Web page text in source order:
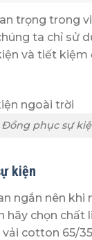
trọng trong
ta chỉ sử
và tiết
Đồng phục sự
kiện
ngắn nên
hãy chọn
cotton 65/